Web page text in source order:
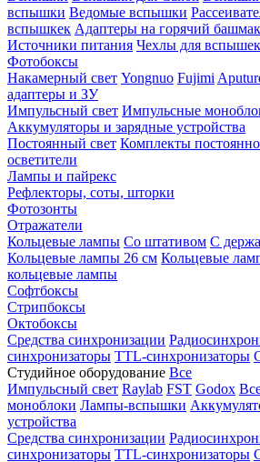
вспышки Ведомые вспышки
вспышкек Адаптеры на горячий башмак
Источники питания Чехлы для вспышек
Фотобоксы
Накамерный свет Yongnuo Fujimi
адаптеры и ЗУ
Импульсный свет Импульсные
Аккумуляторы и зарядные устройства
Постоянный свет Комплекты
осветители
Лампы и пайрекс
Рефлекторы, соты, шторки
Фотозонты
Отражатели
Кольцевые лампы Со штативом С
Кольцевые лампы 26 см Кольцевые
кольцевые лампы
Софтбоксы
Стрипбоксы
Октобоксы
Средства синхронизации
синхронизаторы TTL-синхронизаторы
Студийное оборудование Все
Импульсный свет Raylab FST Godox
моноблоки Лампы-вспышки
устройства
Средства синхронизации
синхронизаторы TTL-синхронизаторы